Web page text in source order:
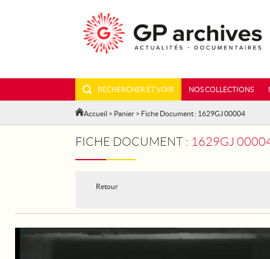
RECHERCHER ET VOIR NOS COLLECTIONS
Accueil > Panier > Fiche Document : 1629GJ 00004
FICHE DOCUMENT : 1629GJ 00004 - LA
Retour